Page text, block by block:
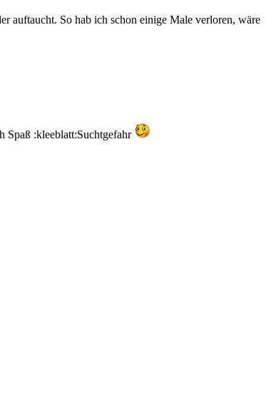
auftaucht. So hab ich schon einige Male verloren, wäre
Spaß :kleeblatt:Suchtgefahr